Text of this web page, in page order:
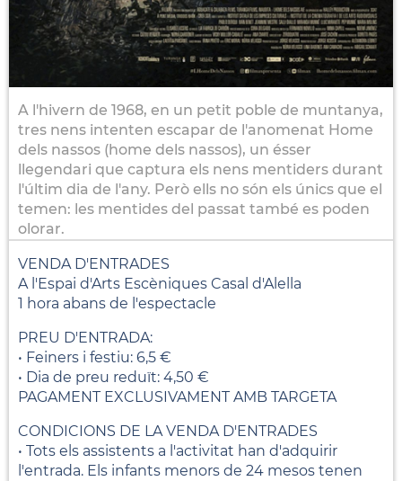
A l'hivern de 1968, en un petit poble de muntanya,
tres nens intenten escapar de l'anomenat Home
dels nassos (home dels nassos), un ésser
llegendari que captura els nens mentiders durant
l'últim dia de l'any. Però ells no són els únics que el
temen: les mentides del passat també es poden
olorar.
VENDA D'ENTRADES
A l'Espai d'Arts Escèniques Casal d'Alella
1 hora abans de l'espectacle
PREU D'ENTRADA:
• Feiners i festiu: 6,5 €
• Dia de preu reduït: 4,50 €
PAGAMENT EXCLUSIVAMENT AMB TARGETA
CONDICIONS DE LA VENDA D'ENTRADES
• Tots els assistents a l'activitat han d'adquirir
l'entrada. Els infants menors de 24 mesos tenen